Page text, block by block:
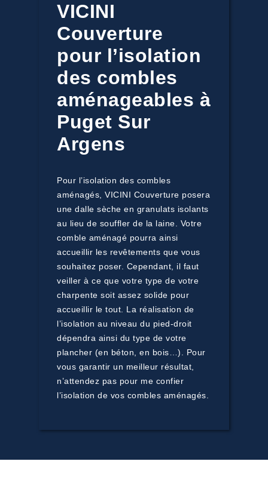
VICINI
Couverture
pour l’isolation
des combles
aménageables à
Puget Sur
Argens
Pour l’isolation des combles
aménagés, VICINI Couverture posera
une dalle sèche en granulats isolants
au lieu de souffler de la laine. Votre
comble aménagé pourra ainsi
accueillir les revêtements que vous
souhaitez poser. Cependant, il faut
veiller à ce que votre type de votre
charpente soit assez solide pour
accueillir le tout. La réalisation de
l’isolation au niveau du pied-droit
dépendra ainsi du type de votre
plancher (en béton, en bois…). Pour
vous garantir un meilleur résultat,
n’attendez pas pour me confier
l’isolation de vos combles aménagés.